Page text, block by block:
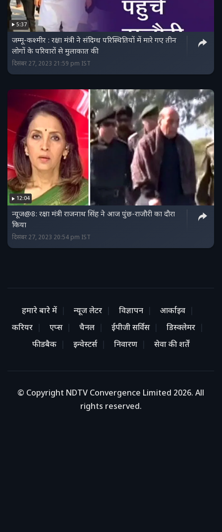
5:37
जम्मू-कश्मीर : रक्षा मंत्री ने संदिग्ध परिस्थितियों में मारे गए तीन
लोगों के परिवारों से मुलाकात की
दिसंबर 27, 2023 21:59 pm IST
12:04
न्यूज@8: रक्षा मंत्री राजनाथ सिंह ने आज पुंछ-राजौरी का दौरा
किया
दिसंबर 27, 2023 20:54 pm IST
हमारे बारे में न्यूज लेटर विज्ञापन
आर्काइव
करियर
एप्स चैनल ईपीजी सर्विस
डिस्क्लेमर
फीडबैक
इन्वेस्टर्स निवारण सेवा की शर्तें
© Copyright NDTV Convergence Limited 2026. All
rights reserved.